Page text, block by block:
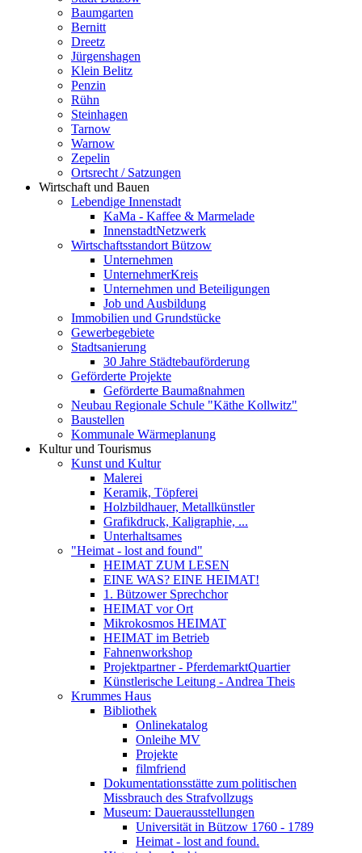
Baumgarten
Bernitt
Dreetz
Jürgenshagen
Klein Belitz
Penzin
Rühn
Steinhagen
Tarnow
Warnow
Zepelin
Ortsrecht / Satzungen
Wirtschaft und Bauen
Lebendige Innenstadt
KaMa - Kaffee & Marmelade
InnenstadtNetzwerk
Wirtschaftsstandort Bützow
Unternehmen
UnternehmerKreis
Unternehmen und Beteiligungen
Job und Ausbildung
Immobilien und Grundstücke
Gewerbegebiete
Stadtsanierung
30 Jahre Städtebauförderung
Geförderte Projekte
Geförderte Baumaßnahmen
Neubau Regionale Schule "Käthe Kollwitz"
Baustellen
Kommunale Wärmeplanung
Kultur und Tourismus
Kunst und Kultur
Malerei
Keramik, Töpferei
Holzbildhauer, Metallkünstler
Grafikdruck, Kaligraphie, ...
Unterhaltsames
"Heimat - lost and found"
HEIMAT ZUM LESEN
EINE WAS? EINE HEIMAT!
1. Bützower Sprechchor
HEIMAT vor Ort
Mikrokosmos HEIMAT
HEIMAT im Betrieb
Fahnenworkshop
Projektpartner - PferdemarktQuartier
Künstlerische Leitung - Andrea Theis
Krummes Haus
Bibliothek
Onlinekatalog
Onleihe MV
Projekte
filmfriend
Dokumentationsstätte zum politischen
Missbrauch des Strafvollzugs
Museum: Dauerausstellungen
Universität in Bützow 1760 - 1789
Heimat - lost and found.